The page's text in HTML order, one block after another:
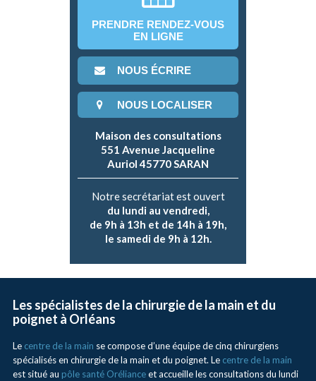
PRENDRE RENDEZ-VOUS
EN LIGNE
NOUS ÉCRIRE
NOUS LOCALISER
Maison des consultations
551 Avenue Jacqueline
Auriol 45770 SARAN
Notre secrétariat est ouvert
du lundi au vendredi,
de 9h à 13h et de 14h à 19h,
le samedi de 9h à 12h.
Les spécialistes de la chirurgie de la main et du
poignet à Orléans
Le centre de la main se compose d’une équipe de cinq chirurgiens
spécialisés en chirurgie de la main et du poignet. Le centre de la main
est situé au pôle santé Orélianceet accueille les consultations du lundi